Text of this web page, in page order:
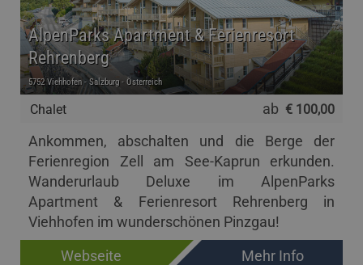
Chalet
AlpenParks Apartment & Ferienresort
Rehrenberg
5752 Viehhofen - Salzburg - Österreich
ab € 100,00
Ankommen, abschalten und die Berge der
Ferienregion Zell am See-Kaprun erkunden.
Wanderurlaub Deluxe im AlpenParks
Apartment & Ferienresort Rehrenberg in
Viehhofen im wunderschönen Pinzgau!
Webseite
Mehr Info